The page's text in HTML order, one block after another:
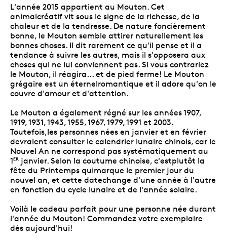
L'année 2015 appartient au Mouton. Cet
animalcréatif vit sous le signe de la richesse, de la
chaleur et de la tendresse. De nature foncièrement
bonne, le Mouton semble attirer naturellement les
bonnes choses. Il dit rarement ce qu'il pense et il a
tendance à suivre les autres, mais il s'opposera aux
choses qui ne lui conviennent pas. Si vous contrariez
le Mouton, il réagira... et de pied ferme! Le Mouton
grégaire est un éternelromantique et il adore qu'on le
couvre d'amour et d'attention.
Le Mouton a également régné sur les années 1907,
1919, 1931, 1943, 1955, 1967, 1979, 1991 et 2003.
Toutefois,les personnes nées en janvier et en février
devraient consulter le calendrier lunaire chinois, car le
Nouvel An ne correspond pas systématiquement au
1ER janvier. Selon la coutume chinoise, c'estplutôt la
fête du Printemps quimarque le premier jour du
nouvel an, et cette datechange d'une année à l'autre
en fonction du cycle lunaire et de l'année solaire.
Voilà le cadeau parfait pour une personne née durant
l'année du Mouton! Commandez votre exemplaire
dès aujourd'hui!